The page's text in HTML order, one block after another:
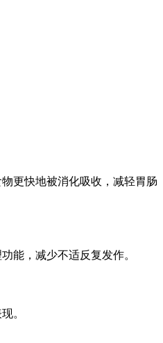
更快地被消化吸收，减轻胃肠
能，减少不适反复发作。
。